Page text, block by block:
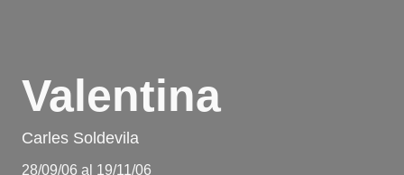
Valentina
Carles Soldevila
28/09/06 al 19/11/06